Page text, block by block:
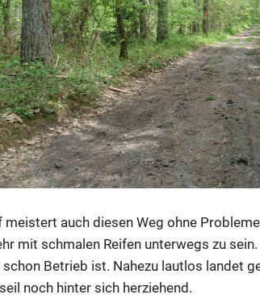
meistert auch diesen Weg ohne
mit schmalen Reifen unterwegs zu
Betrieb ist. Nahezu lautlos landet
noch hinter sich herziehend.